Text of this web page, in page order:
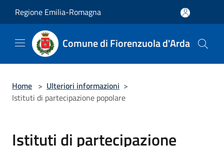
Regione Emilia-Romagna
Comune di Fiorenzuola d'Arda
Home > Ulteriori informazioni >
Istituti di partecipazione popolare
Istituti di partecipazione